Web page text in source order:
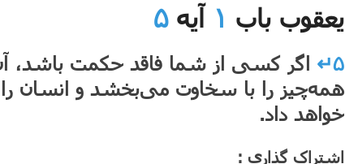
یعقوب باب ۱ آیه۵
۵↵
اگر کسی از شما فاقد حکمت باشد،
همه‌چیز را با سخاوت می‌بخشد و انسان
خواهد داد.
اشتراک گذاری :